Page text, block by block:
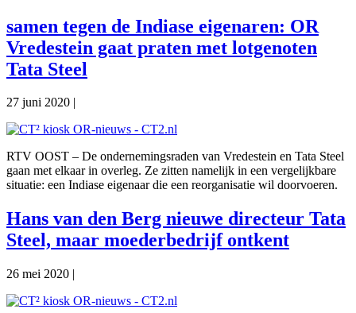
samen tegen de Indiase eigenaren: OR
Vredestein gaat praten met lotgenoten
Tata Steel
27 juni 2020 |
RTV OOST – De ondernemingsraden van Vredestein en Tata Steel
gaan met elkaar in overleg. Ze zitten namelijk in een vergelijkbare
situatie: een Indiase eigenaar die een reorganisatie wil doorvoeren.
Hans van den Berg nieuwe directeur Tata
Steel, maar moederbedrijf ontkent
26 mei 2020 |